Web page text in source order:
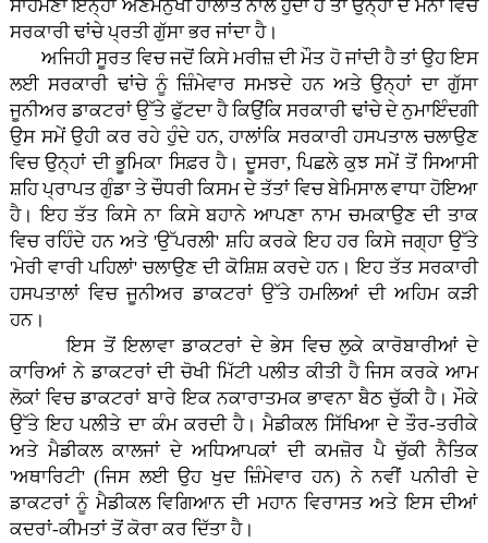
ਸਾਹਮਣਾ ਇਨ੍ਹਾਂ ਅਣਮਨੁੱਖੀ ਹਾਲਾਤ ਨਾਲ ਹੁੰਦਾ ਹੈ ਤਾਂ ਉਨ੍ਹਾਂ ਦੇ ਮਨਾਂ ਵਿਚ
ਸਰਕਾਰੀ ਢਾਂਚੇ ਪ੍ਰਤੀ ਗੁੱਸਾ ਭਰ ਜਾਂਦਾ ਹੈ।
ਅਜਿਹੀ ਸੂਰਤ ਵਿਚ ਜਦੋਂ ਕਿਸੇ ਮਰੀਜ਼ ਦੀ ਮੌਤ ਹੋ ਜਾਂਦੀ ਹੈ ਤਾਂ ਉਹ ਇਸ
ਲਈ ਸਰਕਾਰੀ ਢਾਂਚੇ ਨੂੰ ਜ਼ਿੰਮੇਵਾਰ ਸਮਝਦੇ ਹਨ ਅਤੇ ਉਨ੍ਹਾਂ ਦਾ ਗੁੱਸਾ
ਜੂਨੀਅਰ ਡਾਕਟਰਾਂ ਉੱਤੇ ਫੁੱਟਦਾ ਹੈ ਕਿਉਂਕਿ ਸਰਕਾਰੀ ਢਾਂਚੇ ਦੇ ਨੁਮਾਇੰਦਗੀ
ਉਸ ਸਮੇਂ ਉਹੀ ਕਰ ਰਹੇ ਹੁੰਦੇ ਹਨ, ਹਾਲਾਂਕਿ ਸਰਕਾਰੀ ਹਸਪਤਾਲ ਚਲਾਉਣ
ਵਿਚ ਉਨ੍ਹਾਂ ਦੀ ਭੂਮਿਕਾ ਸਿਫ਼ਰ ਹੈ। ਦੂਸਰਾ, ਪਿਛਲੇ ਕੁਝ ਸਮੇਂ ਤੋਂ ਸਿਆਸੀ
ਸ਼ਹਿ ਪ੍ਰਾਪਤ ਗੁੰਡਾ ਤੇ ਚੌਧਰੀ ਕਿਸਮ ਦੇ ਤੱਤਾਂ ਵਿਚ ਬੇਮਿਸਾਲ ਵਾਧਾ ਹੋਇਆ
ਹੈ। ਇਹ ਤੱਤ ਕਿਸੇ ਨਾ ਕਿਸੇ ਬਹਾਨੇ ਆਪਣਾ ਨਾਮ ਚਮਕਾਉਣ ਦੀ ਤਾਕ
ਵਿਚ ਰਹਿੰਦੇ ਹਨ ਅਤੇ 'ਉੱਪਰਲੀ' ਸ਼ਹਿ ਕਰਕੇ ਇਹ ਹਰ ਕਿਸੇ ਜਗ੍ਹਾ ਉੱਤੇ
'ਮੇਰੀ ਵਾਰੀ ਪਹਿਲਾਂ' ਚਲਾਉਣ ਦੀ ਕੋਸ਼ਿਸ਼ ਕਰਦੇ ਹਨ। ਇਹ ਤੱਤ ਸਰਕਾਰੀ
ਹਸਪਤਾਲਾਂ ਵਿਚ ਜੂਨੀਅਰ ਡਾਕਟਰਾਂ ਉੱਤੇ ਹਮਲਿਆਂ ਦੀ ਅਹਿਮ ਕੜੀ
ਹਨ।
ਇਸ ਤੋਂ ਇਲਾਵਾ ਡਾਕਟਰਾਂ ਦੇ ਭੇਸ ਵਿਚ ਲੁਕੇ ਕਾਰੋਬਾਰੀਆਂ ਦੇ
ਕਾਰਿਆਂ ਨੇ ਡਾਕਟਰਾਂ ਦੀ ਚੋਖੀ ਮਿੱਟੀ ਪਲੀਤ ਕੀਤੀ ਹੈ ਜਿਸ ਕਰਕੇ ਆਮ
ਲੋਕਾਂ ਵਿਚ ਡਾਕਟਰਾਂ ਬਾਰੇ ਇਕ ਨਕਾਰਾਤਮਕ ਭਾਵਨਾ ਬੈਠ ਚੁੱਕੀ ਹੈ। ਮੌਕੇ
ਉੱਤੇ ਇਹ ਪਲੀਤੇ ਦਾ ਕੰਮ ਕਰਦੀ ਹੈ। ਮੈਡੀਕਲ ਸਿੱਖਿਆ ਦੇ ਤੌਰ-ਤਰੀਕੇ
ਅਤੇ ਮੈਡੀਕਲ ਕਾਲਜਾਂ ਦੇ ਅਧਿਆਪਕਾਂ ਦੀ ਕਮਜ਼ੋਰ ਪੈ ਚੁੱਕੀ ਨੈਤਿਕ
'ਅਥਾਰਿਟੀ' (ਜਿਸ ਲਈ ਉਹ ਖੁਦ ਜ਼ਿੰਮੇਵਾਰ ਹਨ) ਨੇ ਨਵੀਂ ਪਨੀਰੀ ਦੇ
ਡਾਕਟਰਾਂ ਨੂੰ ਮੈਡੀਕਲ ਵਿਗਿਆਨ ਦੀ ਮਹਾਨ ਵਿਰਾਸਤ ਅਤੇ ਇਸ ਦੀਆਂ
ਕਦਰਾਂ-ਕੀਮਤਾਂ ਤੋਂ ਕੋਰਾ ਕਰ ਦਿੱਤਾ ਹੈ।